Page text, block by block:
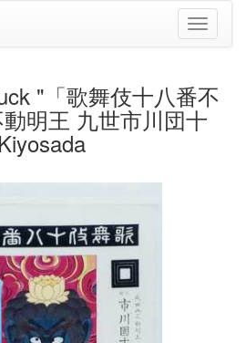
"「歌舞伎十八番不
明王 九世市川団十